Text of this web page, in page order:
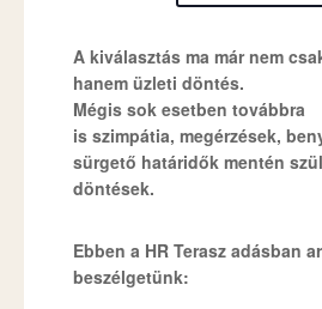
A kiválasztás ma már nem
hanem üzleti döntés.
Mégis sok esetben továbbra
is szimpátia, megérzések,
sürgető határidők mentén
döntések.
Ebben a HR Terasz adásban
beszélgetünk: